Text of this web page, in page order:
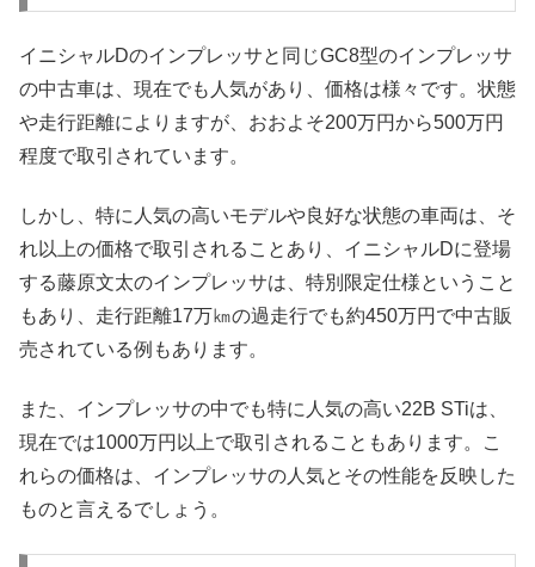
イニシャルDのインプレッサと同じGC8型のインプレッサ
の中古車は、現在でも人気があり、価格は様々です。状態
や走行距離によりますが、おおよそ200万円から500万円
程度で取引されています。
しかし、特に人気の高いモデルや良好な状態の車両は、そ
れ以上の価格で取引されることあり、イニシャルDに登場
する藤原文太のインプレッサは、特別限定仕様ということ
もあり、走行距離17万㎞の過走行でも約450万円で中古販
売されている例もあります。
また、インプレッサの中でも特に人気の高い22B STiは、
現在では1000万円以上で取引されることもあります。こ
れらの価格は、インプレッサの人気とその性能を反映した
ものと言えるでしょう。